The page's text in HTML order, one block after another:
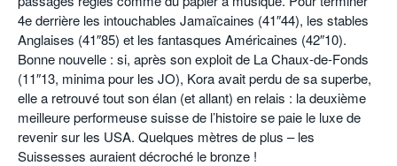
4e derrière les intouchables Jamaïcaines (41″44), les stables
Anglaises (41″85) et les fantasques Américaines (42″10).
Bonne nouvelle : si, après son exploit de La Chaux-de-Fonds
(11″13, minima pour les JO), Kora avait perdu de sa superbe,
elle a retrouvé tout son élan (et allant) en relais : la deuxième
meilleure performeuse suisse de l’histoire se paie le luxe de
revenir sur les USA. Quelques mètres de plus – les
Suissesses auraient décroché le bronze !